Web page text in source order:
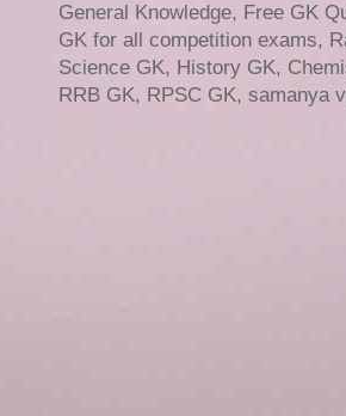
General Knowledge, Free GK
GK for all competition exams,
Science GK, History GK,
RRB GK, RPSC GK, samanya